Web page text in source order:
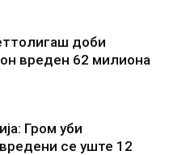
доби
вреден 62 милиона
Гром уби
се уште 12